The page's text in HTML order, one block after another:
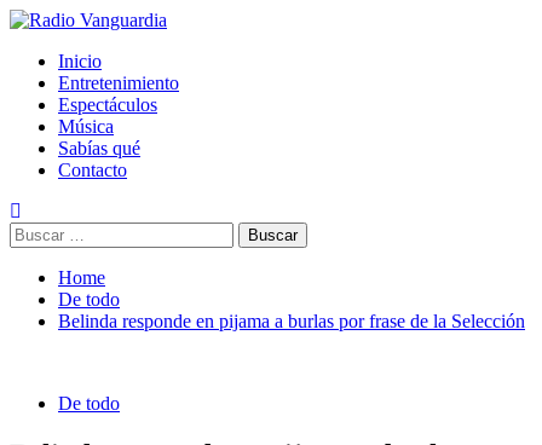
Skip
content
Radio Vanguardia
Tu música y mucho mas
Primary
Menu
Inicio
Entretenimiento
Espectáculos
Música
Sabías qué
Contacto
Buscar:
Home
De todo
Belinda responde en pijama a burlas por frase de la Selección
De todo